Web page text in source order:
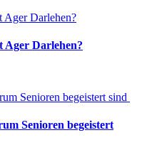
Ager Darlehen?
Senioren begeistert